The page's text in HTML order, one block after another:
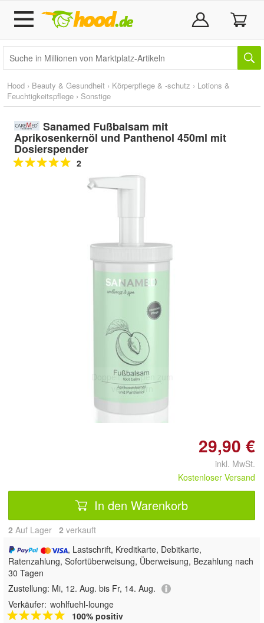
Hood › Beauty & Gesundheit › Körperpflege & -schutz › Lotions &
Feuchtigkeitspflege › Sonstige
Sanamed Fußbalsam mit
Aprikosenkernöl und Panthenol 450ml mit
Dosierspender
2
Doppelt antippen zum
vergrößern
29,90 €
inkl. MwSt.
Kostenloser Versand
In den Warenkorb
2 Auf Lager 2 verkauft
, Lastschrift, Kreditkarte, Debitkarte,
Ratenzahlung, Sofortüberweisung, Überweisung, Bezahlung nach
30 Tagen
Zustellung: Mi, 12. Aug. bis Fr, 14. Aug.
Verkäufer: wohlfuehl-lounge
100% positiv